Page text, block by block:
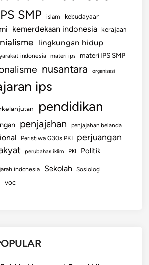
SMP islam kebudayaan
kemerdekaan indonesia kerajaan
lingkungan hidup
indonesia materi ips materi IPS SMP
nusantara organisasi
ips
pendidikan
penjajahan penjajahan belanda
Peristiwa G30s PKI perjuangan
perubahan iklim PKI Politik
indonesia Sekolah Sosiologi
voc